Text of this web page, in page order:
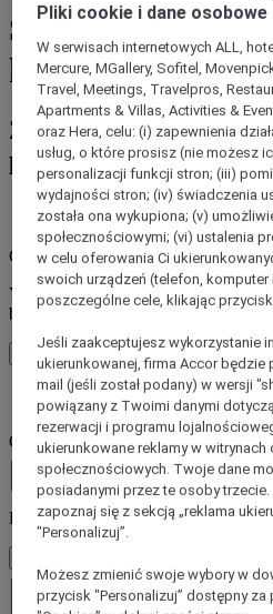
Sulawesi Du Sud
hotel
Zarezerwuj pobyt w
ponad 45 marek Accor
błąd / błędy
Core booking engine
You’ll be redirected to Accor website
book your stay
Zamknij okno
błąd / błędy
Gdzie chcesz jechać?
Booking Dates
Liczba gości
Pokój 1
Pokój 1
Pliki cookie i dane osobowe
W serwisach internetowych ALL,
Mercure, MGallery, Sofitel,
Travel, Meetings, Travelpros,
Apartments & Villas, Activities &
oraz Hera, celu: (i) zapewnienia
usług, o które prosisz (nie możesz
personalizacji funkcji stron; (iii)
wydajności stron; (iv) świadczenia
została ona wykupiona; (v)
społecznościowymi; (vi) ustalenia
w celu oferowania Ci
swoich urządzeń (telefon,
poszczególne cele, klikając przycisk
Jeśli zaakceptujesz wykorzystanie
ukierunkowanej, firma Accor będzie
mail (jeśli został podany) w wersji
powiązany z Twoimi danymi
rezerwacji i programu
ukierunkowane reklamy w
społecznościowych. Twoje dane
posiadanymi przez te osoby
zapoznaj się z sekcją „reklama
"Personalizuj”.
Możesz zmienić swoje wybory w
przycisk "Personalizuj” dostępny